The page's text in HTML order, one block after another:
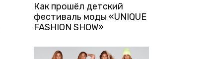
Как прошёл детский
фестиваль моды «UNIQUE
FASHION SHOW»